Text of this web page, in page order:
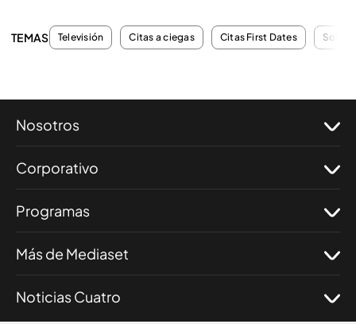
TEMAS Televisión Citas a ciegas Citas First Dates
Nosotros
Corporativo
Programas
Más de Mediaset
Noticias Cuatro